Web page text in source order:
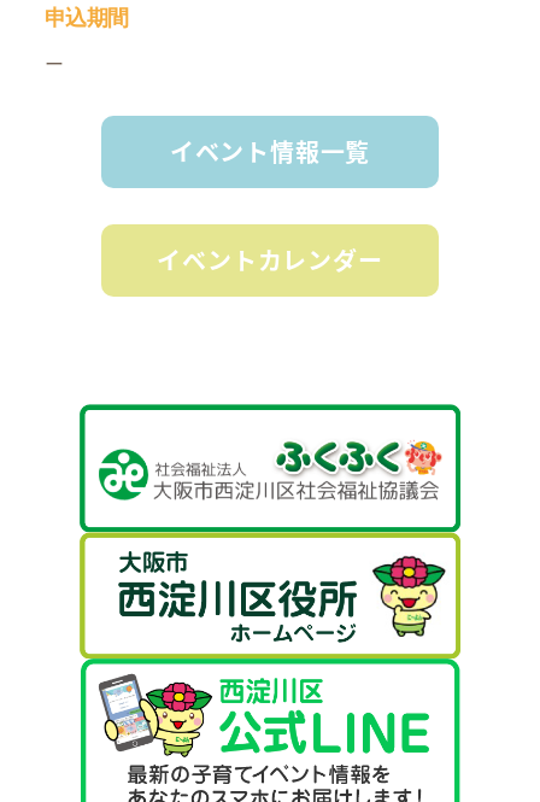
申込期間
ー
イベント情報一覧
イベントカレンダー